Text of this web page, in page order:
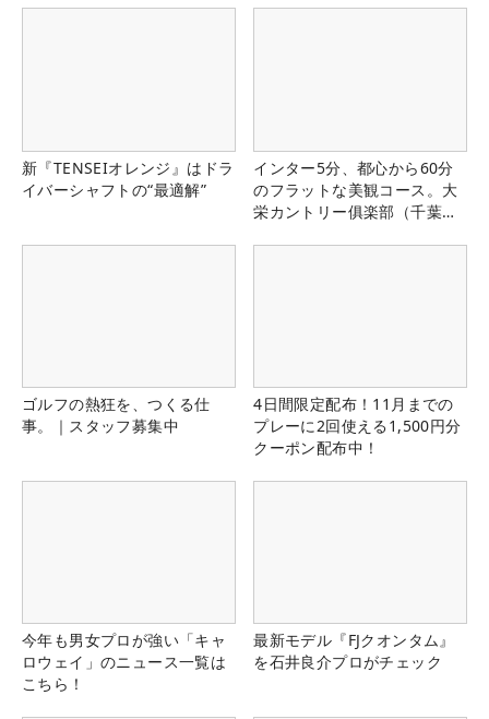
新『TENSEIオレンジ』はドラ
イバーシャフトの“最適解”
インター5分、都心から60分
のフラットな美観コース。大
栄カントリー俱楽部（千葉
ゴルフの熱狂を、つくる仕
事。｜スタッフ募集中
4日間限定配布！11月までの
プレーに2回使える1,500円分
クーポン配布中！
今年も男女プロが強い「キャ
ロウェイ」のニュース一覧は
こちら！
最新モデル『FJクオンタム』
を石井良介プロがチェック